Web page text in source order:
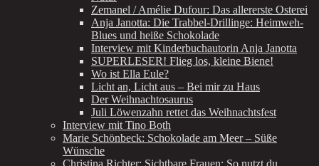
Zemanel / Amélie Dufour: Das allererste Osterei
Anja Janotta: Die Trabbel-Drillinge: Heimweh-
Blues und heiße Schokolade
Interview mit Kinderbuchautorin Anja Janotta
SUPERLESER! Flieg los, kleine Biene!
Wo ist Ella Eule?
Licht an, Licht aus – Bei mir zu Haus
Der Weihnachtosaurus
Juli Löwenzahn rettet das Weihnachtsfest
Interview mit Tino Both
Marie Schönbeck: Schokolade am Meer – Süße
Wünsche
Christina Richter: Sichtbare Frauen: So nutzt du